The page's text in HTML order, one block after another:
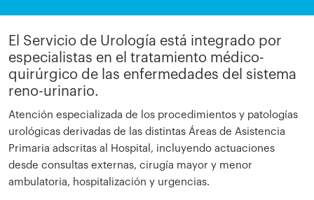
El Servicio de Urología está integrado por
especialistas en el tratamiento médico-
quirúrgico de las enfermedades del sistema
reno-urinario.
Atención especializada de los procedimientos y patologías
urológicas derivadas de las distintas Áreas de Asistencia
Primaria adscritas al Hospital, incluyendo actuaciones
desde consultas externas, cirugía mayor y menor
ambulatoria, hospitalización y urgencias.